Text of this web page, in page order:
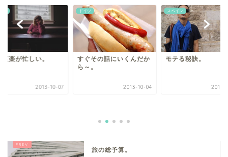
哀楽が忙しい。
2013-10-07
ドイツ
すぐその話にいくんだか
ら～。
2013-10-04
スペイン
モテる秘訣。
2013-
旅の総予算。